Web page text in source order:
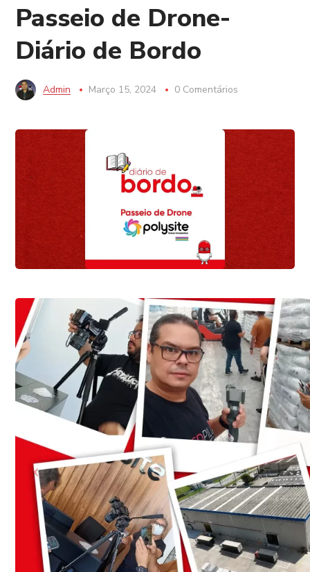
Passeio de Drone-
Diário de Bordo
Admin Março 15, 2024 0 Comentários